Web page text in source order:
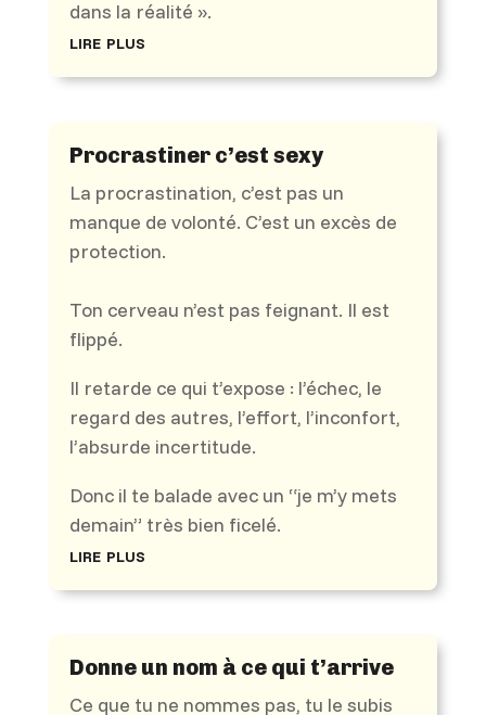
dans la réalité ».
lire plus
Procrastiner c’est sexy
La procrastination, c’est pas un
manque de volonté. C’est un excès de
protection.
Ton cerveau n’est pas feignant. Il est
flippé.
Il retarde ce qui t’expose : l’échec, le
regard des autres, l’effort, l’inconfort,
l’absurde incertitude.
Donc il te balade avec un “je m’y mets
demain” très bien ficelé.
lire plus
Donne un nom à ce qui t’arrive
Ce que tu ne nommes pas, tu le subis